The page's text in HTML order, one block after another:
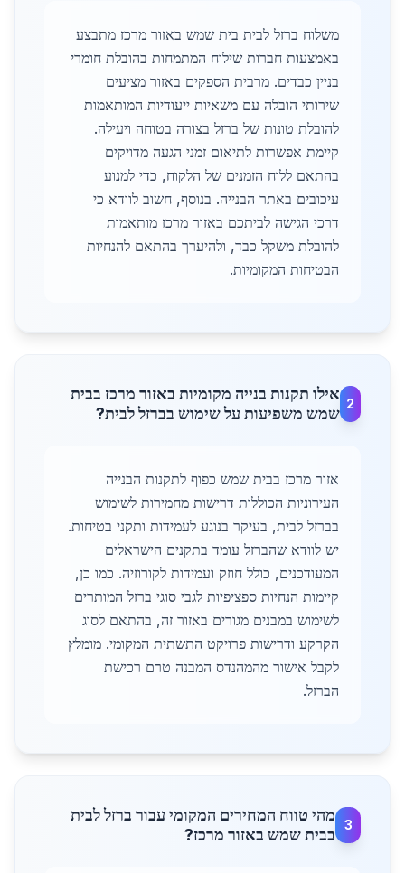
משלוח ברזל לבית בית שמש באזור מרכז מתבצע
באמצעות חברות שילוח המתמחות בהובלת חומרי
בניין כבדים. מרבית הספקים באזור מציעים
שירותי הובלה עם משאיות ייעודיות המותאמות
להובלת טונות של ברזל בצורה בטוחה ויעילה.
קיימת אפשרות לתיאום זמני הגעה מדויקים
בהתאם ללוח הזמנים של הלקוח, כדי למנוע
עיכובים באתר הבנייה. בנוסף, חשוב לוודא כי
דרכי הגישה לביתכם באזור מרכז מותאמות
להובלת משקל כבד, ולהיערך בהתאם להנחיות
הבטיחות המקומיות.
2
אילו תקנות בנייה מקומיות באזור מרכז בבית
שמש משפיעות על שימוש בברזל לבית?
אזור מרכז בבית שמש כפוף לתקנות הבנייה
העירוניות הכוללות דרישות מחמירות לשימוש
בברזל לבית, בעיקר בנוגע לעמידות ותקני בטיחות.
יש לוודא שהברזל עומד בתקנים הישראלים
המעודכנים, כולל חוזק ועמידות לקורוזיה. כמו כן,
קיימות הנחיות ספציפיות לגבי סוגי ברזל המותרים
לשימוש במבנים מגורים באזור זה, בהתאם לסוג
הקרקע ודרישות פרויקט התשתית המקומי. מומלץ
לקבל אישור מהמהנדס המבנה טרם רכישת
הברזל.
3
מהי טווח המחירים המקומי עבור ברזל לבית
בבית שמש באזור מרכז?